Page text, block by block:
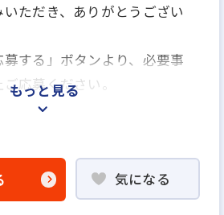
ただき、ありがとうござい
する」ボタンより、必要事
応募ください。
エントリー
よる書類選考
もっと見る
気になる